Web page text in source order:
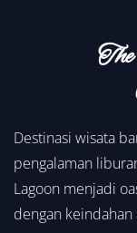
Destinasi wisata
pengalaman
Lagoon menjadi
dengan